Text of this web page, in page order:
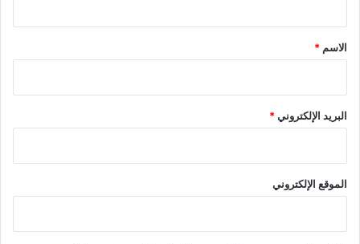
*
الاسم *
البريد الإلكتروني*
الموقع الإلكتروني